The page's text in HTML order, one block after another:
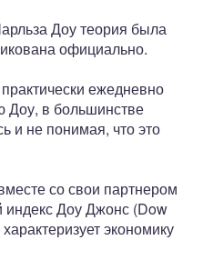
Доу теория была
официально.
ежедневно
в большинстве
и не понимая, что это
со свои партнером
Доу Джонс (Dow
экономику